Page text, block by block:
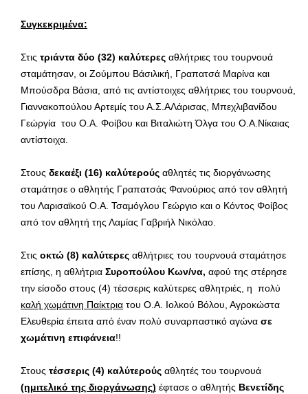
Συγκεκριμένα:
Στις τριάντα δύο (32) καλύτερες αθλήτριες του τουρνουά
σταμάτησαν, οι Ζούμπου Βάσιλική, Γραπατσά Μαρίνα και
Μπούσδρα Βάσια, από τις αντίστοιχες αθλήτριες του τουρνουά,
Γιαννακοπούλου Αρτεμίς του Α.Σ.ΑΛάρισας, Μπεχλιβανίδου
Γεώργία του Ο.Α. Φοίβου και Βιταλιώτη Όλγα του Ο.Α.Νίκαιας
αντίστοιχα.
Στους δεκαέξι (16) καλύτερούς αθλητές τις διοργάνωσης
σταμάτησε ο αθλητής Γραπατσάς Φανούριος από τον αθλητή
του Λαρισαϊκού Ο.Α. Τσαμόγλου Γεώργιο και ο Κόντος Φοίβος
από τον αθλητή της Λαμίας Γαβριήλ Νικόλαο.
Στις οκτώ (8) καλύτερες αθλήτριες του τουρνουά σταμάτησε
επίσης, η αθλήτρια Συροπούλου Κων/να, αφού της στέρησε
την είσοδο στους (4) τέσσερις καλύτερες αθλητριές, η πολύ
καλή χωμάτινη Παίκτρια του Ο.Α. Ιολκού Βόλου, Αγροκώστα
Ελευθερία έπειτα από έναν πολύ συναρπαστικό αγώνα σε
χωμάτινη επιφάνεια!!
Στους τέσσερις (4) καλύτερούς αθλητές του τουρνουά
(ημιτελικό της διοργάνωσης) έφτασε ο αθλητής Βενετίδης